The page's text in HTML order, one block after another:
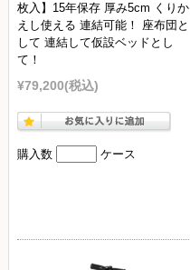
枚入】15年保存 厚み5cm くりか
えし使える 連結可能！ 座布団と
して 連結して仮設ベッドとし
て！
¥79,200(税込)
購入数 ケース